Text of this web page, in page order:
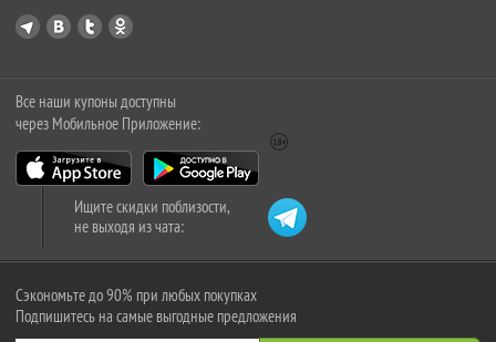
Все наши купоны доступны
через Мобильное Приложение:
Ищите скидки поблизости,
не выходя из чата:
Сэкономьте до 90% при любых покупках
Подпишитесь на самые выгодные предложения